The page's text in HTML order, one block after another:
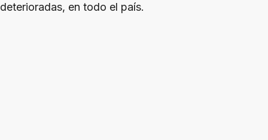
deterioradas, en todo el país.